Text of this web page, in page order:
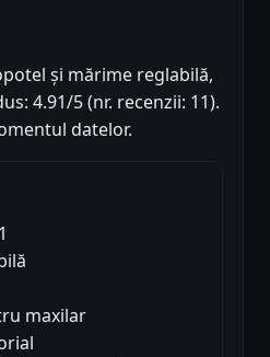
și mărime reglabilă,
4.91/5 (nr. recenzii: 11).
datelor.
maxilar